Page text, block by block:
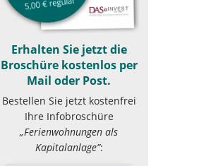
Erhalten Sie jetzt die
Broschüre kostenlos per
Mail oder Post.
Bestellen Sie jetzt kostenfrei
Ihre Infobroschüre
„Ferienwohnungen als
Kapitalanlage”: